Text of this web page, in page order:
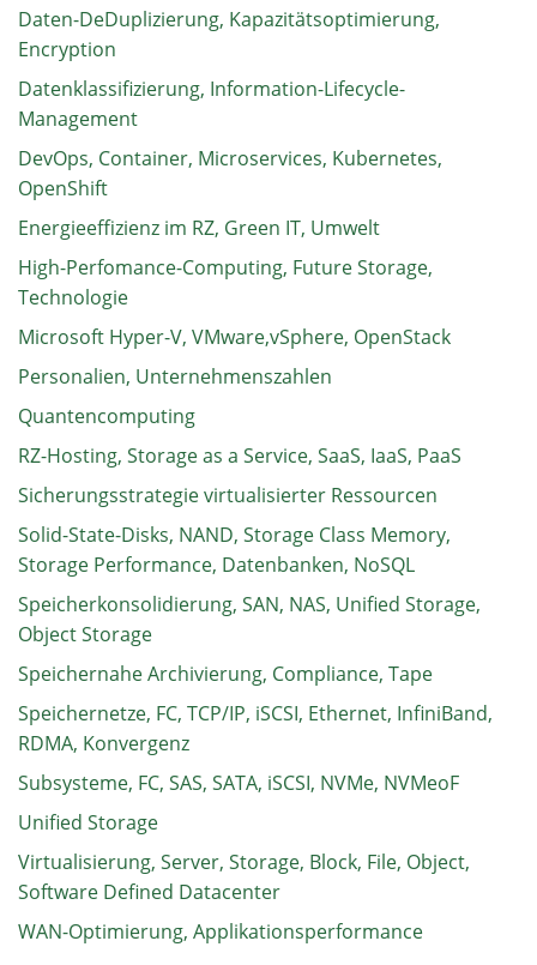
Daten-DeDuplizierung, Kapazitätsoptimierung,
Encryption
Datenklassifizierung, Information-Lifecycle-
Management
DevOps, Container, Microservices, Kubernetes,
OpenShift
Energieeffizienz im RZ, Green IT, Umwelt
High-Perfomance-Computing, Future Storage,
Technologie
Microsoft Hyper-V, VMware,vSphere, OpenStack
Personalien, Unternehmenszahlen
Quantencomputing
RZ-Hosting, Storage as a Service, SaaS, IaaS, PaaS
Sicherungsstrategie virtualisierter Ressourcen
Solid-State-Disks, NAND, Storage Class Memory,
Storage Performance, Datenbanken, NoSQL
Speicherkonsolidierung, SAN, NAS, Unified Storage,
Object Storage
Speichernahe Archivierung, Compliance, Tape
Speichernetze, FC, TCP/IP, iSCSI, Ethernet, InfiniBand,
RDMA, Konvergenz
Subsysteme, FC, SAS, SATA, iSCSI, NVMe, NVMeoF
Unified Storage
Virtualisierung, Server, Storage, Block, File, Object,
Software Defined Datacenter
WAN-Optimierung, Applikationsperformance